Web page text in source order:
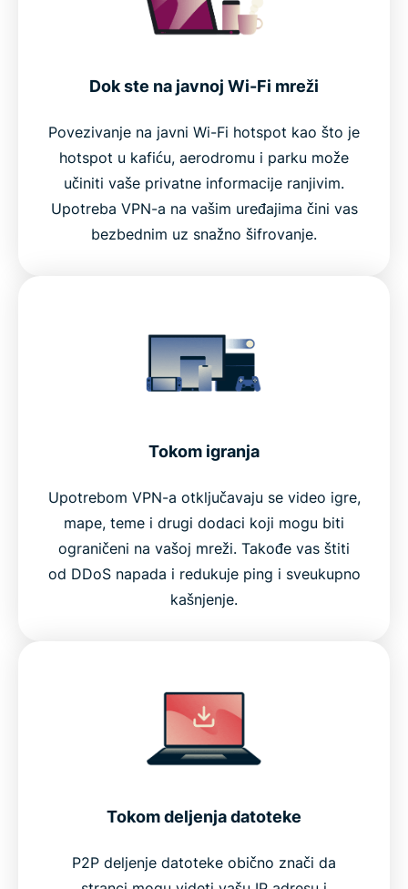
Dok ste na javnoj Wi-Fi mreži
Povezivanje na javni Wi-Fi hotspot kao što je
hotspot u kafiću, aerodromu i parku može
učiniti vaše privatne informacije ranjivim.
Upotreba VPN-a na vašim uređajima čini vas
bezbednim uz snažno šifrovanje.
Tokom igranja
Upotrebom VPN-a otključavaju se video igre,
mape, teme i drugi dodaci koji mogu biti
ograničeni na vašoj mreži. Takođe vas štiti
od DDoS napada i redukuje ping i sveukupno
kašnjenje.
Tokom deljenja datoteke
P2P deljenje datoteke obično znači da